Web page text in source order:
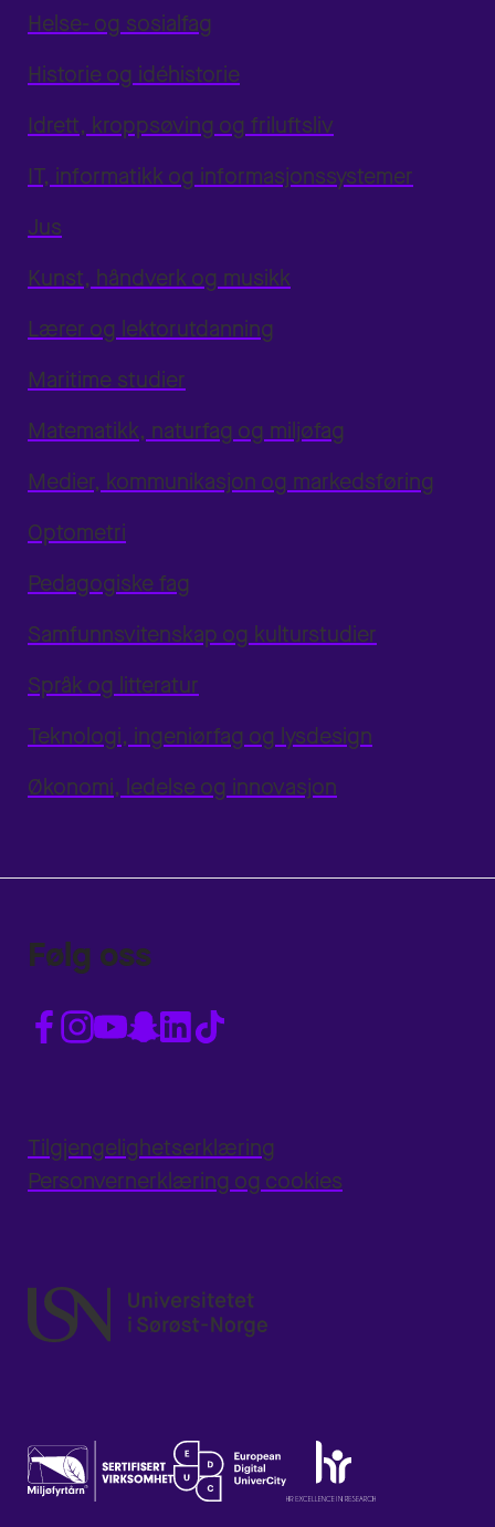
Helse- og sosialfag
Historie og idéhistorie
Idrett, kroppsøving og friluftsliv
IT, informatikk og informasjonssystemer
Jus
Kunst, håndverk og musikk
Lærer og lektorutdanning
Maritime studier
Matematikk, naturfag og miljøfag
Medier, kommunikasjon og markedsføring
Optometri
Pedagogiske fag
Samfunnsvitenskap og kulturstudier
Språk og litteratur
Teknologi, ingeniørfag og lysdesign
Økonomi, ledelse og innovasjon
Følg oss
Tilgjengelighetserklæring
Personvernerklæring og cookies